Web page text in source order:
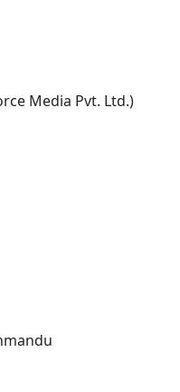
Media Pvt. Ltd.)